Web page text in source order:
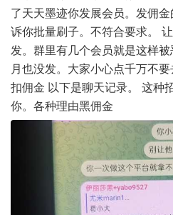
了天天墨迹你发展会员。发佣
诉你批量刷子。不符合要求。
发。群里有几个会员就是这样
月也没发。大家小心点千万不
扣佣金 以下是聊天记录。 这种
你。各种理由黑佣金